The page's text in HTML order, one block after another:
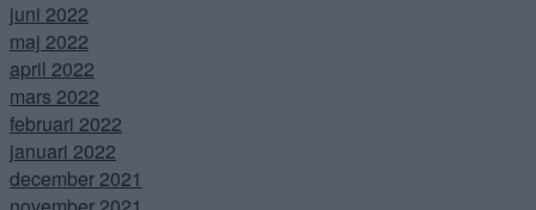
juni 2022
maj 2022
april 2022
mars 2022
februari 2022
januari 2022
december 2021